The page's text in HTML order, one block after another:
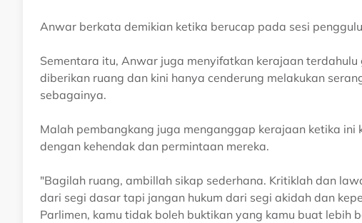
Anwar berkata demikian ketika berucap pada sesi
Sementara itu, Anwar juga menyifatkan kerajaan
diberikan ruang dan kini hanya cenderung melakukan
sebagainya.
Malah pembangkang juga menganggap kerajaan ketika
dengan kehendak dan permintaan mereka.
"Bagilah ruang, ambillah sikap sederhana. Kritiklah dan
dari segi dasar tapi jangan hukum dari segi akidah dan
Parlimen, kamu tidak boleh buktikan yang kamu buat lebih